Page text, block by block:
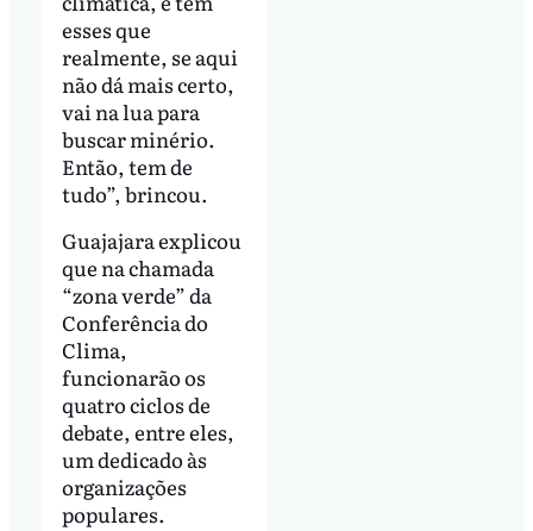
esses que
realmente, se aqui
não dá mais certo,
vai na lua para
buscar minério.
Então, tem de
tudo”, brincou.
Guajajara explicou
que na chamada
“zona verde” da
Conferência do
Clima,
funcionarão os
quatro ciclos de
debate, entre eles,
um dedicado às
organizações
populares.